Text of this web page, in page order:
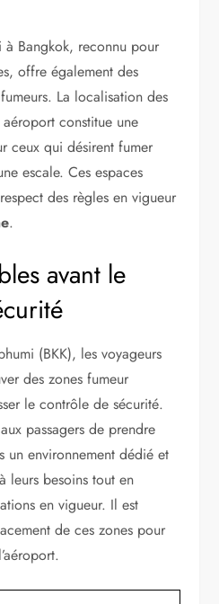
à Bangkok, reconnu pour
offre également des
La localisation des
constitue une
ceux qui désirent fumer
escale. Ces espaces
des règles en vigueur
.
avant le
(BKK), les voyageurs
des zones fumeur
le contrôle de sécurité.
passagers de prendre
un environnement dédié et
leurs besoins tout en
en vigueur. Il est
de ces zones pour